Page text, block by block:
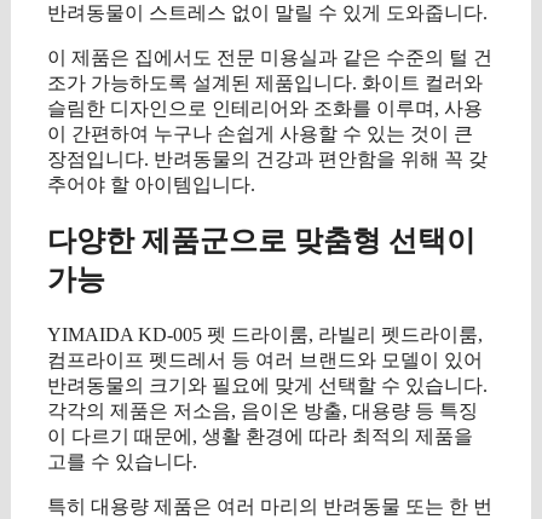
반려동물이 스트레스 없이 말릴 수 있게 도와줍니다.
이 제품은 집에서도 전문 미용실과 같은 수준의 털 건
조가 가능하도록 설계된 제품입니다. 화이트 컬러와
슬림한 디자인으로 인테리어와 조화를 이루며, 사용
이 간편하여 누구나 손쉽게 사용할 수 있는 것이 큰
장점입니다. 반려동물의 건강과 편안함을 위해 꼭 갖
추어야 할 아이템입니다.
다양한 제품군으로 맞춤형 선택이
가능
YIMAIDA KD-005 펫 드라이룸, 라빌리 펫드라이룸,
컴프라이프 펫드레서 등 여러 브랜드와 모델이 있어
반려동물의 크기와 필요에 맞게 선택할 수 있습니다.
각각의 제품은 저소음, 음이온 방출, 대용량 등 특징
이 다르기 때문에, 생활 환경에 따라 최적의 제품을
고를 수 있습니다.
특히 대용량 제품은 여러 마리의 반려동물 또는 한 번